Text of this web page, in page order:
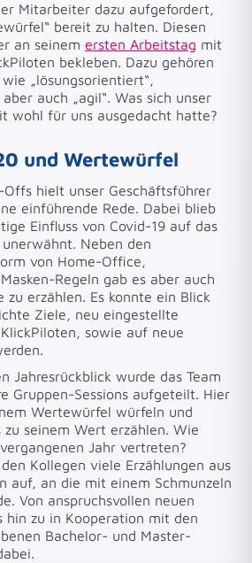
Mitarbeiter dazu aufgefordert,
bereit zu halten. Diesen
an seinem ersten Arbeitstag mit
bekleben. Dazu gehören
„lösungsorientiert“,
auch „agil“. Was sich unser
wohl für uns ausgedacht hatte?
und Wertewürfel
Offs hielt unser Geschäftsführer
einführende Rede. Dabei blieb
Einfluss von Covid-19 auf das
Neben den
von Home-Office,
Regeln gab es aber auch
zu erzählen. Es konnte ein Blick
Ziele, neu eingestellte
sowie auf neue
Jahresrückblick wurde das Team
Gruppen-Sessions aufgeteilt. Hier
Wertewürfel würfeln und
seinem Wert erzählen. Wie
Jahr vertreten?
Kollegen viele Erzählungen aus
auf, an die mit einem Schmunzeln
Von anspruchsvollen neuen
hin zu in Kooperation mit den
Bachelor- und Master-